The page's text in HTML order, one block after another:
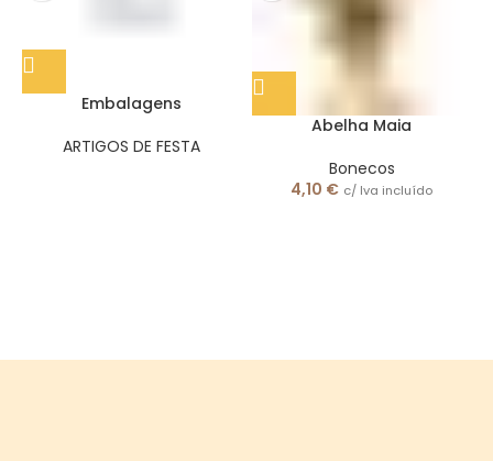
Embalagens
ARTIGOS DE FESTA
Abelha Maia
Bonecos
4,10 € c/ Iva incluído